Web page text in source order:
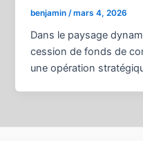
benjamin /mars 4, 2026
Dans le paysage
cession de fonds de
une opération